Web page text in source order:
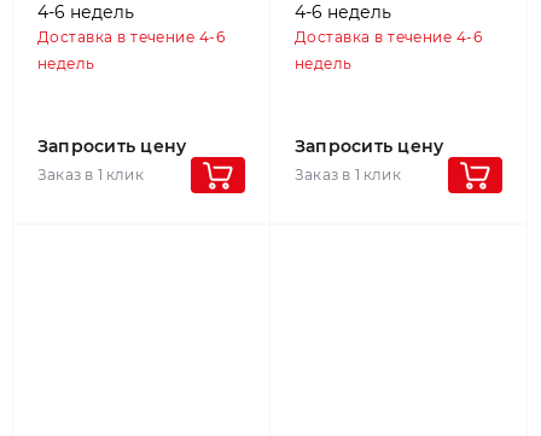
4-6 недель
Доставка в течение 4-6
недель
Запросить цену
Заказ в 1 клик
4-6 недель
Доставка в течение 4-6
недель
Запросить цену
Заказ в 1 клик